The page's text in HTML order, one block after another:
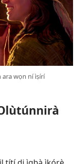
wọn ní ìṣírí